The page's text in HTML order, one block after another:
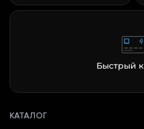
Быстрый
КАТАЛОГ